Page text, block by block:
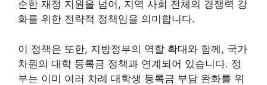
순한 재정 지원을 넘어, 지역 사회 전체의 경쟁력 강
화를 위한 전략적 정책임을 의미합니다.
이 정책은 또한, 지방정부의 역할 확대와 함께, 국가
차원의 대학 등록금 정책과 연계되어 있습니다. 정
부는 이미 여러 차례 대학생 등록금 부담 완화를 위